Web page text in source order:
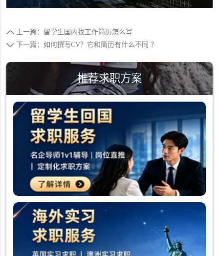
上一篇：留学生国内找工作简历怎么写
下一篇：​如何撰写CV？它和简历有什么不同 ？
推荐求职方案